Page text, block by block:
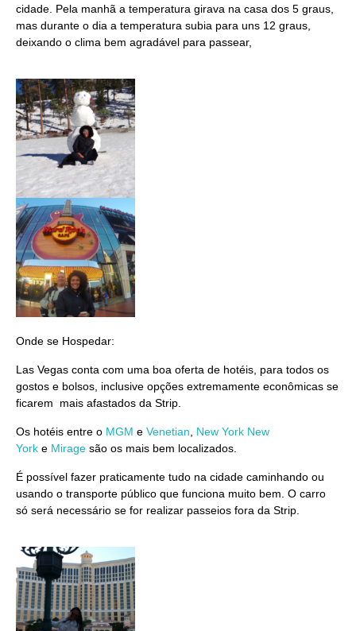
cidade. Pela manhã a temperatura girava na casa dos 5 graus,
mas durante o dia a temperatura subia para uns 12 graus,
deixando o clima bem agradável para passear,
Onde se Hospedar:
Las Vegas conta com uma boa oferta de hotéis, para todos os
gostos e bolsos, inclusive opções extremamente econômicas se
ficarem mais afastados da Strip.
Os hotéis entre o MGM e Venetian, New York New
York e Mirage são os mais bem localizados.
É possível fazer praticamente tudo na cidade caminhando ou
usando o transporte público que funciona muito bem. O carro
só será necessário se for realizar passeios fora da Strip.